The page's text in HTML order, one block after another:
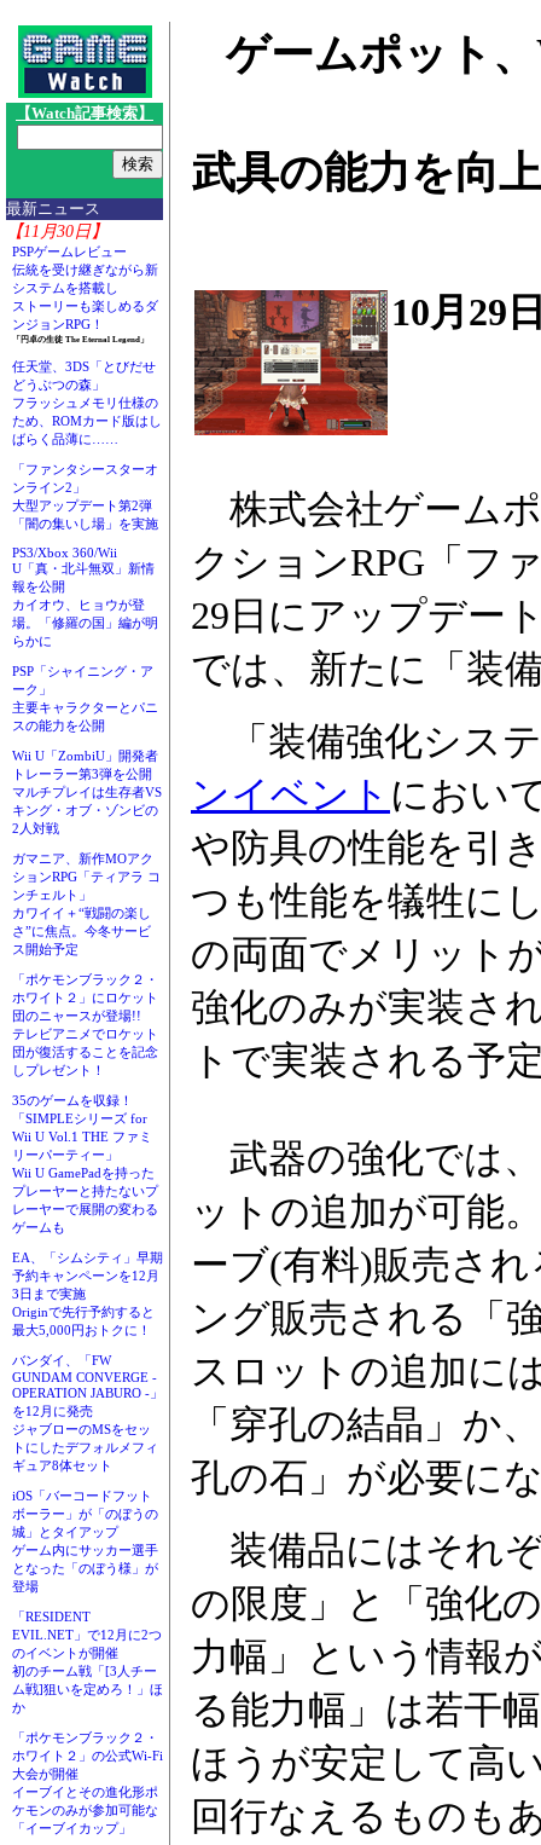
【Watch記事検索】
最新ニュース
【11月30日】
PSPゲームレビュー
伝統を受け継ぎながら新
システムを搭載し
ストーリーも楽しめるダ
ンジョンRPG！
「円卓の生徒 The Eternal Legend」
任天堂、3DS「とびだせ
どうぶつの森」
フラッシュメモリ仕様の
ため、ROMカード版はし
ばらく品薄に……
「ファンタシースターオ
ンライン2」
大型アップデート第2弾
「闇の集いし場」を実施
PS3/Xbox 360/Wii
U「真・北斗無双」新情
報を公開
カイオウ、ヒョウが登
場。「修羅の国」編が明
らかに
PSP「シャイニング・ア
ーク」
主要キャラクターとパニ
スの能力を公開
Wii U「ZombiU」開発者
トレーラー第3弾を公開
マルチプレイは生存者VS
キング・オブ・ゾンビの
2人対戦
ガマニア、新作MOアク
ションRPG「ティアラ コ
ンチェルト」
カワイイ＋“戦闘の楽し
さ”に焦点。今冬サービ
ス開始予定
「ポケモンブラック２・
ホワイト２」にロケット
団のニャースが登場!!
テレビアニメでロケット
団が復活することを記念
しプレゼント！
35のゲームを収録！
「SIMPLEシリーズ for
Wii U Vol.1 THE ファミ
リーパーティー」
Wii U GamePadを持った
プレーヤーと持たないプ
レーヤーで展開の変わる
ゲームも
EA、「シムシティ」早期
予約キャンペーンを12月
3日まで実施
Originで先行予約すると
最大5,000円おトクに！
バンダイ、「FW
GUNDAM CONVERGE -
OPERATION JABURO -」
を12月に発売
ジャブローのMSをセッ
トにしたデフォルメフィ
ギュア8体セット
iOS「バーコードフット
ボーラー」が「のぼうの
城」とタイアップ
ゲーム内にサッカー選手
となった「のぼう様」が
登場
「RESIDENT
EVIL.NET」で12月に2つ
のイベントが開催
初のチーム戦「[3人チー
ム戦]狙いを定めろ！」ほ
か
「ポケモンブラック２・
ホワイト２」の公式Wi-Fi
大会が開催
イーブイとその進化形ポ
ケモンのみが参加可能な
「イーブイカップ」
ゲームポット
武具の能力を向
10月29
株式会社ゲーム
クションRPG「フ
29日にアップデー
では、新たに「装
「装備強化シス
ンイベント におい
や防具の性能を引
つも性能を犠牲に
の両面でメリット
強化のみが実装さ
トで実装される予
武器の強化では
ットの追加が可能
ーブ(有料)販売さ
ング販売される「
スロットの追加に
「穿孔の結晶」か
孔の石」が必要に
装備品にはそれ
の限度」と「強化
力幅」という情報
る能力幅」は若干
ほうが安定して高
回行なえるものも